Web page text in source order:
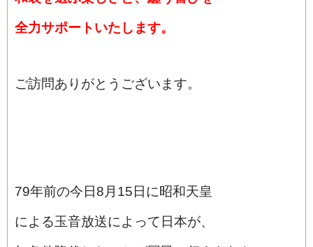
全力サポートいたします。
ご訪問ありがとうございます。
79年前の今日8月15日に昭和天皇
による玉音放送によって日本が、